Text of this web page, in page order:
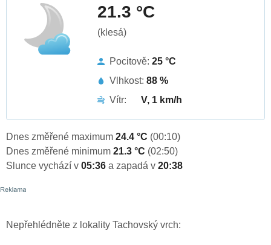
21.3 °C
(klesá)
Pocitově: 25 °C
Vlhkost: 88 %
Vítr:
V, 1 km/h
Dnes změřené maximum 24.4 °C (00:10)
Dnes změřené minimum 21.3 °C (02:50)
Slunce vychází v 05:36 a zapadá v 20:38
Nepřehlédněte z lokality Tachovský vrch: